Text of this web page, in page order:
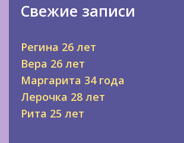
Свежие записи
Регина 26 лет
Вера 26 лет
Маргарита 34 года
Лерочка 28 лет
Рита 25 лет